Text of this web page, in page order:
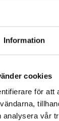
Information
cookies
för att
analysera vår
ditt recept